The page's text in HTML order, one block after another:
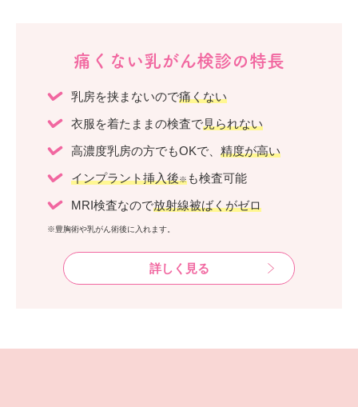
痛くない乳がん検診の特長
乳房を挟まないので痛くない
衣服を着たままの検査で見られない
高濃度乳房の方でもOKで、 精度が高い
インプラント挿入後※ も検査可能
MRI検査なので放射線被ばくがゼロ
※豊胸術や乳がん術後に入れます。
詳しく見る